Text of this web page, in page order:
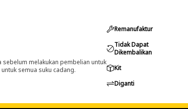
melakukan pembelian untuk
semua suku cadang.
Remanufaktur
Tidak Dapat
Dikembalikan
Kit
Diganti